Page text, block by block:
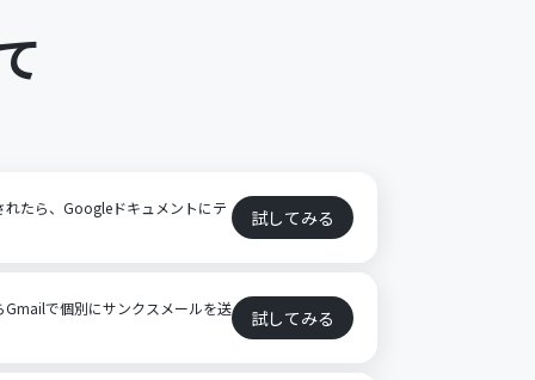
たら、Googleドキュメントにテ 試してみる
で個別にサンクスメールを送 試してみる